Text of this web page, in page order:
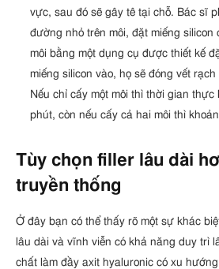
vực, sau đó sẽ gây tê tại chỗ. Bác sĩ
đường nhỏ trên môi, đặt miếng silicon
môi bằng một dụng cụ được thiết kế
miếng silicon vào, họ sẽ đóng vết
Nếu chỉ cấy một môi thì thời gian thực
phút, còn nếu cấy cả hai môi thì
Tùy chọn filler lâu dài
truyền thống
Ở đây bạn có thể thấy rõ một sự khác
lâu dài và vĩnh viễn có khả năng duy trì
chất làm đầy axit hyaluronic có xu